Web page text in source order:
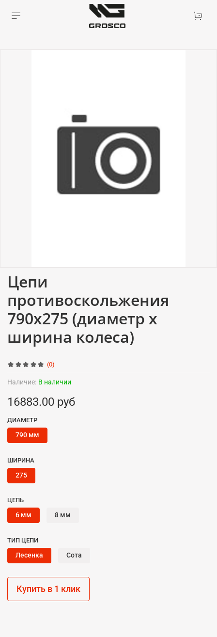
(0)
Наличие: В наличии
Цепи
противоскольжения
790x275 (диаметр x
ширина колеса)
16883.00 руб
Купить в 1 клик
ДИАМЕТР
790 мм
ШИРИНА
275
ЦЕПЬ
6 мм 8 мм
ТИП ЦЕПИ
Лесенка Сота